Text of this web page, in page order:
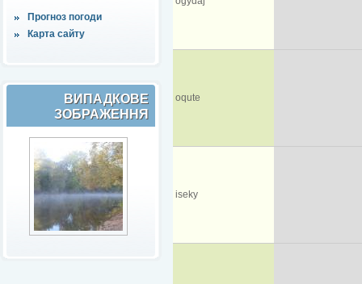
Прогноз погоди
Карта сайту
ВИПАДКОВЕ
ЗОБРАЖЕННЯ
oqute
iseky